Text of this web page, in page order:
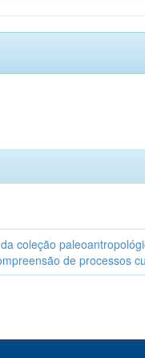
coleção
de processos